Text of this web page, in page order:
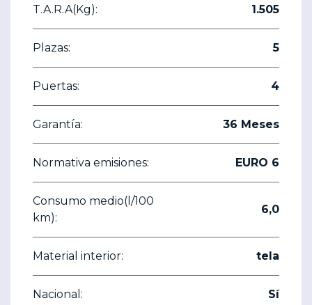
T.A.R.A(Kg): 1.505
Plazas: 5
Puertas: 4
Garantía: 36 Meses
Normativa emisiones: EURO 6
Consumo medio(l/100
km):
6,0
Material interior: tela
Nacional: Sí